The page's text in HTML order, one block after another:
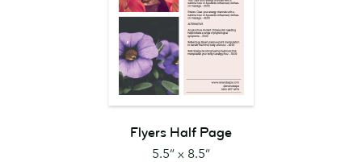
Flyers Half Page
5.5” x 8.5”